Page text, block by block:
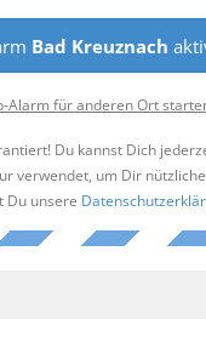
Bad Kreuznach
Alarm für anderen Ort
Du kannst Dich
verwendet, um Dir
Du unsere